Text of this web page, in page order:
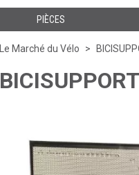
PIÈCES
Le Marché du Vélo
BICISUPPORT